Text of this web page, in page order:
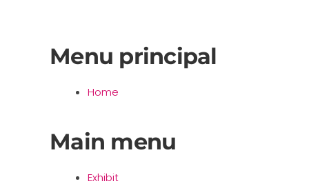
Menu principal
Home
Main menu
Exhibit